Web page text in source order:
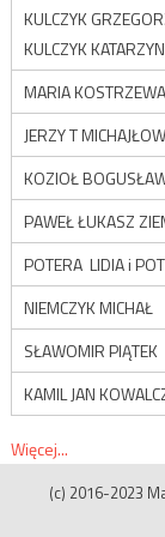
KULCZYK
KULCZYK
MARIA KOSTRZEWA
JERZY T
KOZIOŁ
PAWEŁ ŁUKASZ
POTERA LIDIA i
NIEMCZYK MICHAŁ
SŁAWOMIR PIĄTEK
KAMIL JAN
Więcej...
(c) 2016-2023